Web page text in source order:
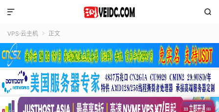


VPS·云主机  正文